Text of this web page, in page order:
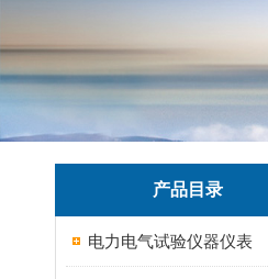
产品目录
电力电气试验仪器仪表